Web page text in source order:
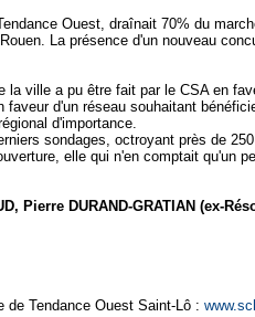
Ouest, draînait 70% du
La présence d'un nouveau
la ville a pu être fait par le CSA en
faveur d'un réseau souhaitant
d'importance.
sondages, octroyant près de
elle qui n'en comptait qu'un
Pierre DURAND-GRATIAN (ex-
de Tendance Ouest Saint-Lô :